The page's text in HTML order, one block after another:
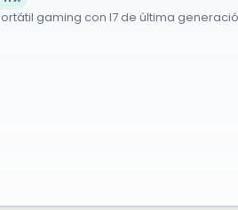
gaming con I7 de última